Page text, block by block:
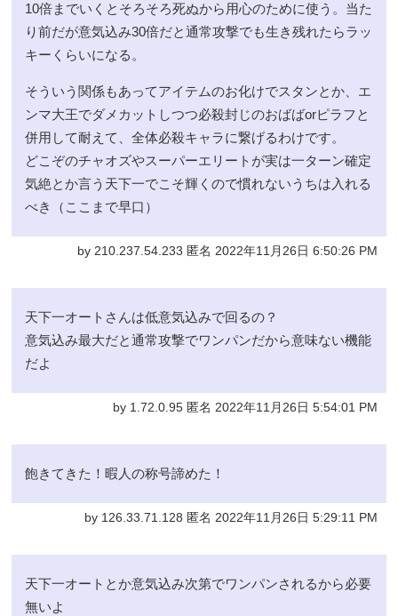
10倍までいくとそろそろ死ぬから用心のために使う。当た
り前だが意気込み30倍だと通常攻撃でも生き残れたらラッ
キーくらいになる。
そういう関係もあってアイテムのお化けでスタンとか、エ
ンマ大王でダメカットしつつ必殺封じのおばばorピラフと
併用して耐えて、全体必殺キャラに繋げるわけです。
どこぞのチャオズやスーパーエリートが実は一ターン確定
気絶とか言う天下一でこそ輝くので慣れないうちは入れる
べき（ここまで早口）
by 210.237.54.233 匿名 2022年11月26日 6:50:26 PM
天下一オートさんは低意気込みで回るの？
意気込み最大だと通常攻撃でワンパンだから意味ない機能
だよ
by 1.72.0.95 匿名 2022年11月26日 5:54:01 PM
飽きてきた！暇人の称号諦めた！
by 126.33.71.128 匿名 2022年11月26日 5:29:11 PM
天下一オートとか意気込み次第でワンパンされるから必要
無いよ